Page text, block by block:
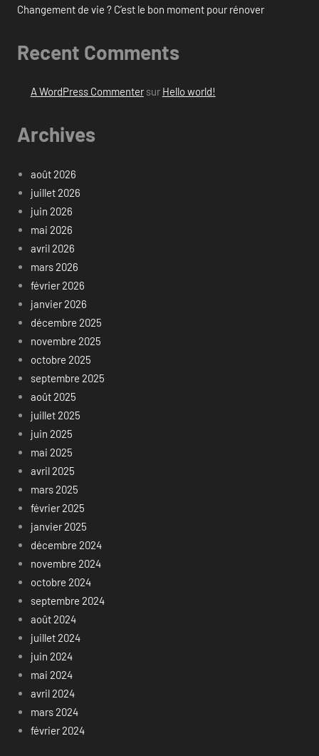
Changement de vie ? C’est le bon moment pour rénover
Recent Comments
A WordPress Commentersur Hello world!
Archives
août 2026
juillet 2026
juin 2026
mai 2026
avril 2026
mars 2026
février 2026
janvier 2026
décembre 2025
novembre 2025
octobre 2025
septembre 2025
août 2025
juillet 2025
juin 2025
mai 2025
avril 2025
mars 2025
février 2025
janvier 2025
décembre 2024
novembre 2024
octobre 2024
septembre 2024
août 2024
juillet 2024
juin 2024
mai 2024
avril 2024
mars 2024
février 2024